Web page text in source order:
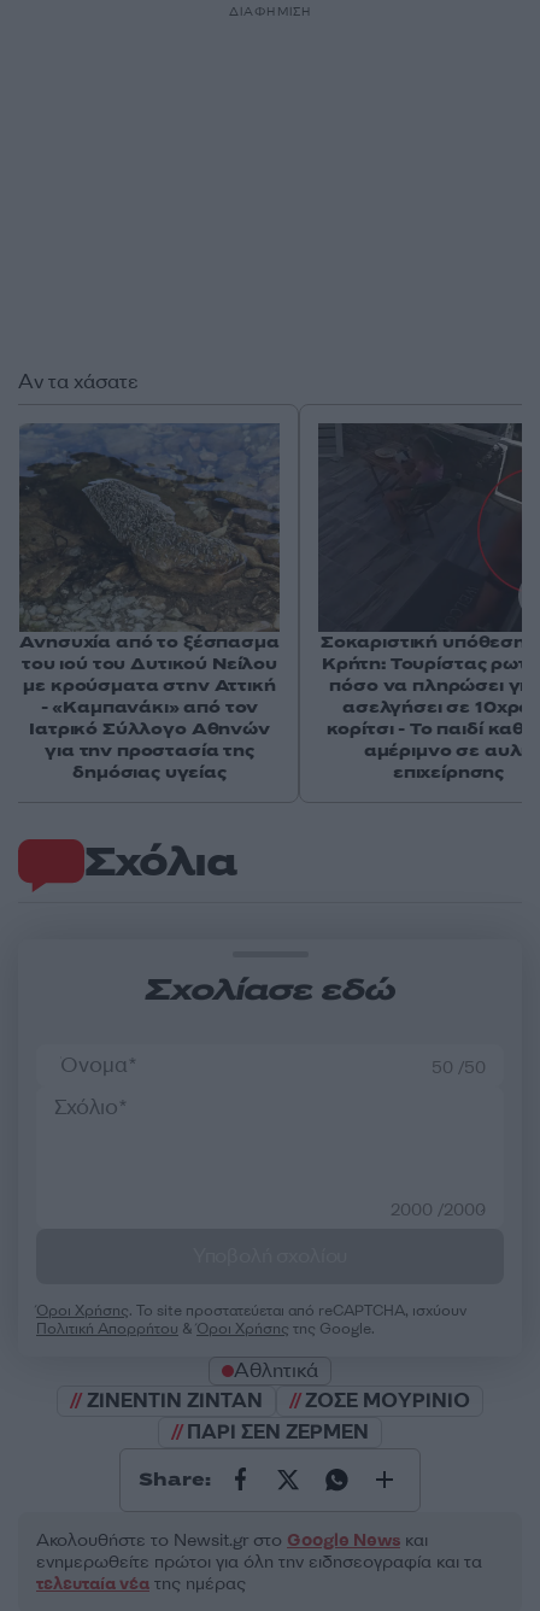
ΔΙΑΦΗΜΙΣΗ
Σχόλια
Σχολίασε εδώ
50 /50
2000 /2000
Όροι Χρήσης. Το site προστατεύεται από reCAPTCHA, ισχύουν
Πολιτική Απορρήτου &Όροι Χρήσης της Google.
Αθλητικά
ΖΙΝΕΝΤΙΝ ΖΙΝΤΑΝ
ΖΟΣΕ ΜΟΥΡΙΝΙΟ
ΠΑΡΙ ΣΕΝ ΖΕΡΜΕΝ
Share:
Ακολουθήστε το Νewsit.gr στο Google News και
ενημερωθείτε πρώτοι για όλη την ειδησεογραφία και τα
τελευταία νέα της ημέρας
Αν τα χάσατε
Ανησυχία από το ξέσπασμα
του ιού του Δυτικού Νείλου
με κρούσματα στην Αττική
- «Καμπανάκι» από τον
Ιατρικό Σύλλογο Αθηνών
για την προστασία της
δημόσιας υγείας
Σοκαριστική υπόθεση
Κρήτη: Τουρίστας
πόσο να πληρώσει
ασελγήσει σε
κορίτσι - Το παιδί
αμέριμνο σε αυλή
επιχείρησης